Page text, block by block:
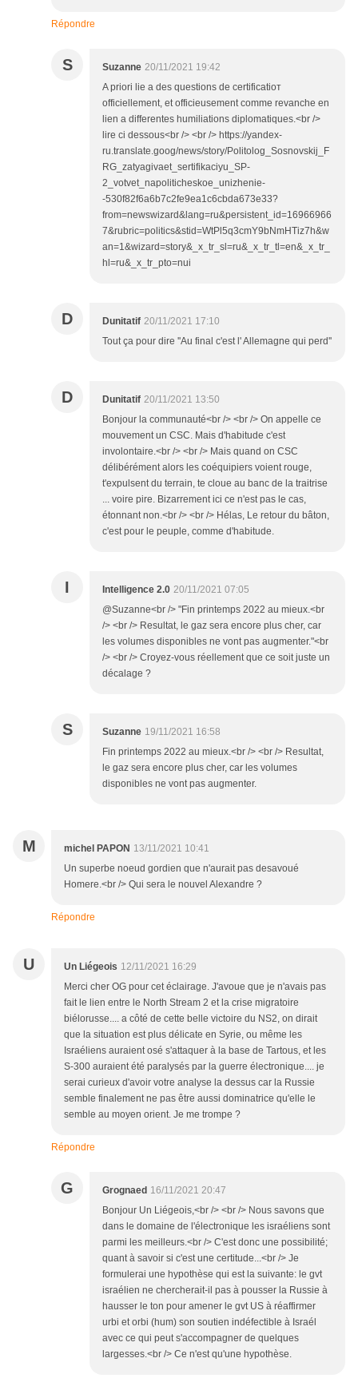
Répondre
S Suzanne 20/11/2021 19:42
A priori lie a des questions de certificatioт
officiellement, et officieusement comme revanche en
lien a differentes humiliations diplomatiques.<br />
lire ci dessous<br /> <br /> https://yandex-
ru.translate.goog/news/story/Politolog_Sosnovskij_F
RG_zatyagivaet_sertifikaciyu_SP-
2_votvet_napoliticheskoe_unizhenie-
-530f82f6a6b7c2fe9ea1c6cbda673e33?
from=newswizard&lang=ru&persistent_id=16966966
7&rubric=politics&stid=WtPl5q3cmY9bNmHTiz7h&w
an=1&wizard=story&_x_tr_sl=ru&_x_tr_tl=en&_x_tr_
hl=ru&_x_tr_pto=nui
D Dunitatif 20/11/2021 17:10
Tout ça pour dire ''Au final c'est l' Allemagne qui perd''
D Dunitatif 20/11/2021 13:50
Bonjour la communauté<br /> <br /> On appelle ce
mouvement un CSC. Mais d'habitude c'est
involontaire.<br /> <br /> Mais quand on CSC
délibérément alors les coéquipiers voient rouge,
t'expulsent du terrain, te cloue au banc de la traitrise
... voire pire. Bizarrement ici ce n'est pas le cas,
étonnant non.<br /> <br /> Hélas, Le retour du bâton,
c'est pour le peuple, comme d'habitude.
I Intelligence 2.0 20/11/2021 07:05
@Suzanne<br /> "Fin printemps 2022 au mieux.<br
/> <br /> Resultat, le gaz sera encore plus cher, car
les volumes disponibles ne vont pas augmenter."<br
/> <br /> Croyez-vous réellement que ce soit juste un
décalage ?
S Suzanne 19/11/2021 16:58
Fin printemps 2022 au mieux.<br /> <br /> Resultat,
le gaz sera encore plus cher, car les volumes
disponibles ne vont pas augmenter.
M michel PAPON 13/11/2021 10:41
Un superbe noeud gordien que n'aurait pas desavoué
Homere.<br /> Qui sera le nouvel Alexandre ?
Répondre
U Un Liégeois 12/11/2021 16:29
Merci cher OG pour cet éclairage. J'avoue que je n'avais pas
fait le lien entre le North Stream 2 et la crise migratoire
biélorusse.... a côté de cette belle victoire du NS2, on dirait
que la situation est plus délicate en Syrie, ou même les
Israéliens auraient osé s'attaquer à la base de Tartous, et les
S-300 auraient été paralysés par la guerre électronique.... je
serai curieux d'avoir votre analyse la dessus car la Russie
semble finalement ne pas être aussi dominatrice qu'elle le
semble au moyen orient. Je me trompe ?
Répondre
G Grognaed 16/11/2021 20:47
Bonjour Un Liégeois,<br /> <br /> Nous savons que
dans le domaine de l'électronique les israéliens sont
parmi les meilleurs.<br /> C'est donc une possibilité;
quant à savoir si c'est une certitude...<br /> Je
formulerai une hypothèse qui est la suivante: le gvt
israélien ne chercherait-il pas à pousser la Russie à
hausser le ton pour amener le gvt US à réaffirmer
urbi et orbi (hum) son soutien indéfectible à Israél
avec ce qui peut s'accompagner de quelques
largesses.<br /> Ce n'est qu'une hypothèse.